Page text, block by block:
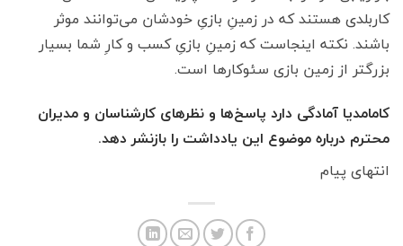
کاربلدی هستند که در زمینِ بازیِ خودشان می‌توانند موثر
باشند. نکته اینجاست که زمینِ بازیِ کسب و کارِ شما بسیار
بزرگتر از زمین بازی سئوکارها است.
کامامدیا آمادگی دارد پاسخ‌ها و نظرهای کارشناسان و مدیران
محترم درباره موضوع این یادداشت را بازنشر دهد.
انتهای پیام